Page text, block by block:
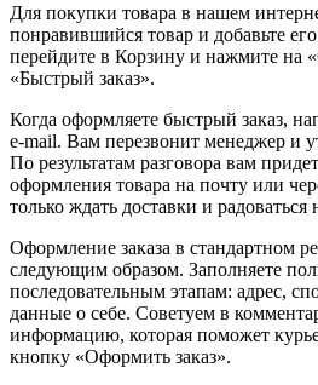
Для покупки товара в нашем
понравившийся товар и добавьте
перейдите в Корзину и нажмите на
«Быстрый заказ».
Когда оформляете быстрый заказ,
e-mail. Вам перезвонит менеджер и
По результатам разговора вам
оформления товара на почту или
только ждать доставки и
Оформление заказа в стандартном
следующим образом. Заполняете
последовательным этапам: адрес,
данные о себе. Советуем в
информацию, которая поможет
кнопку «Оформить заказ».